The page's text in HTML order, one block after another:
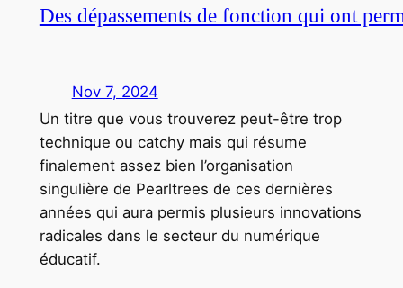
Des dépassements de fonction qui ont
Nov 7, 2024
Un titre que vous trouverez peut-être trop
technique ou catchy mais qui résume
finalement assez bien l’organisation
singulière de Pearltrees de ces dernières
années qui aura permis plusieurs innovations
radicales dans le secteur du numérique
éducatif.